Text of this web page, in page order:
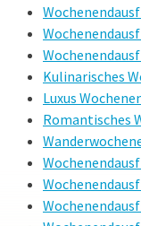
Kulinarisches
Luxus
Romantisches